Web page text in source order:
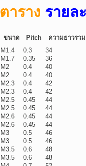
ตาราง รายล
ขนาด Pitch
ความยาวรวม
M1.4
0.3
34
M1.7
0.35
36
M2
0.4
40
M2
0.4
40
M2.3
0.4
42
M2.3
0.4
42
M2.5
0.45
44
M2.5
0.45
44
M2.6
0.45
44
M2.6
0.45
44
M3
0.5
46
M3
0.5
46
M3.5
0.6
48
M3.5
0.6
48